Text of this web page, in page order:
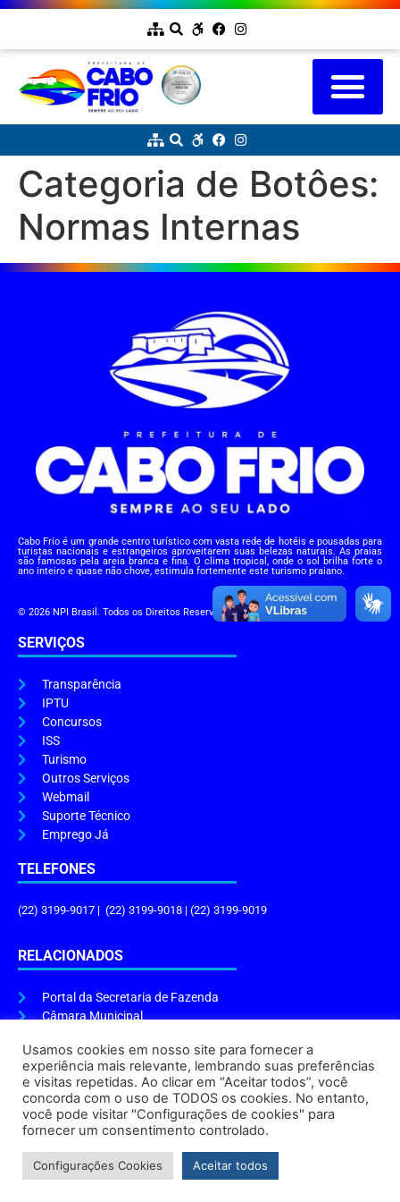
Categoria de Botôes:
Normas Internas
Cabo Frio é um grande centro turístico com vasta rede de hotéis e pousadas para
turistas nacionais e estrangeiros aproveitarem suas belezas naturais. As praias
são famosas pela areia branca e fina. O clima tropical, onde o sol brilha forte o
ano inteiro e quase não chove, estimula fortemente este turismo praiano.
© 2026 NPI Brasil. Todos os Direitos Reservados.
SERVIÇOS
Transparência
IPTU
Concursos
ISS
Turismo
Outros Serviços
Webmail
Suporte Técnico
Emprego Já
TELEFONES
(22) 3199-9017 | (22) 3199-9018 | (22) 3199-9019
RELACIONADOS
Portal da Secretaria de Fazenda
Câmara Municipal
ENDEREÇO E HORÁRIO
Endereço:Praça Tiradentes, s/n – Centro, Cabo Frio – RJ, 28906-290
Atendimento do Protocolo Geral da Prefeitura:9h às 16h
Horário de Funcionamento:8h às 17h
Usamos cookies em nosso site para fornecer a
experiência mais relevante, lembrando suas preferências
e visitas repetidas. Ao clicar em “Aceitar todos”, você
concorda com o uso de TODOS os cookies. No entanto,
você pode visitar "Configurações de cookies" para
fornecer um consentimento controlado.
Configurações Cookies Aceitar todos